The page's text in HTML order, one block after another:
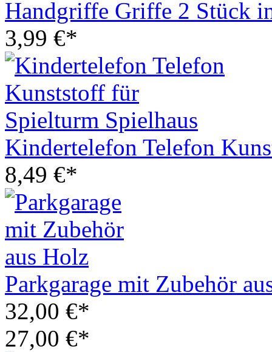
Handgriffe Griffe 2 Stück
3,99 €*
Kindertelefon Telefon
8,49 €*
Parkgarage mit Zubehör
32,00 €*
27,00 €*